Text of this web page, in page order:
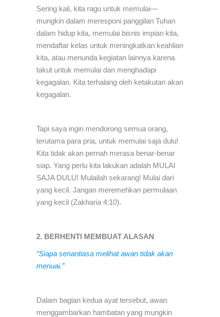
Sering kali, kita ragu untuk memulai—
mungkin dalam meresponi panggilan Tuhan
dalam hidup kita, memulai bisnis impian kita,
mendaftar kelas untuk meningkatkan keahlian
kita, atau menunda kegiatan lainnya karena
takut untuk memulai dan menghadapi
kegagalan. Kita terhalang oleh ketakutan akan
kegagalan.
Tapi saya ingin mendorong semua orang,
terutama para pria, untuk memulai saja dulu!
Kita tidak akan pernah merasa benar-benar
siap. Yang perlu kita lakukan adalah MULAI
SAJA DULU! Mulailah sekarang! Mulai dari
yang kecil. Jangan meremehkan permulaan
yang kecil (Zakharia 4:10).
2. BERHENTI MEMBUAT ALASAN
“Siapa senantiasa melihat awan tidak akan
menuai.”
Dalam bagian kedua ayat tersebut, awan
menggambarkan hambatan yang mungkin